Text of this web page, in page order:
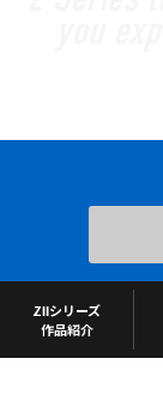
ZⅡシリーズ
作品紹介